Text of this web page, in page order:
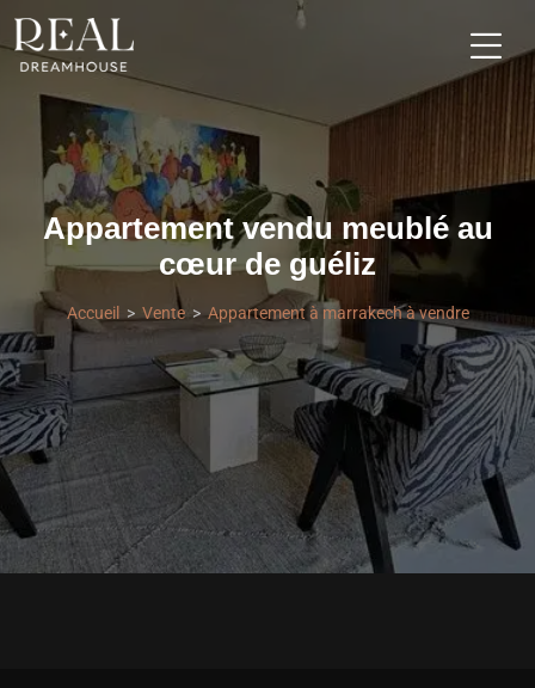
Appartement vendu meublé au
cœur de guéliz
Accueil Vente Appartement à marrakech à vendre